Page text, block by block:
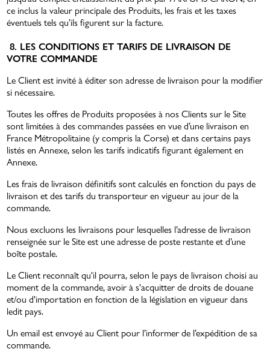
ce inclus la valeur principale des Produits, les frais et les taxes
éventuels tels qu’ils figurent sur la facture.
8. LES CONDITIONS ET TARIFS DE LIVRAISON DE
VOTRE COMMANDE
Le Client est invité à éditer son adresse de livraison pour la modifier
si nécessaire.
Toutes les offres de Produits proposées à nos Clients sur le Site
sont limitées à des commandes passées en vue d’une livraison en
France Métropolitaine (y compris la Corse) et dans certains pays
listés en Annexe, selon les tarifs indicatifs figurant également en
Annexe.
Les frais de livraison définitifs sont calculés en fonction du pays de
livraison et des tarifs du transporteur en vigueur au jour de la
commande.
Nous excluons les livraisons pour lesquelles l’adresse de livraison
renseignée sur le Site est une adresse de poste restante et d’une
boîte postale.
Le Client reconnaît qu'il pourra, selon le pays de livraison choisi au
moment de la commande, avoir à s'acquitter de droits de douane
et/ou d'importation en fonction de la législation en vigueur dans
ledit pays.
Un email est envoyé au Client pour l’informer de l’expédition de sa
commande.